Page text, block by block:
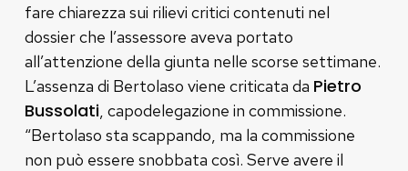
fare chiarezza sui rilievi critici contenuti nel
dossier che l’assessore aveva portato
all’attenzione della giunta nelle scorse settimane.
L’assenza di Bertolaso viene criticata da Pietro
Bussolati, capodelegazione in commissione.
“Bertolaso sta scappando, ma la commissione
non può essere snobbata così. Serve avere il